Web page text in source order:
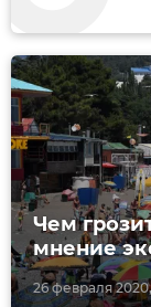
26 февраля 2020,
Чем
мнение